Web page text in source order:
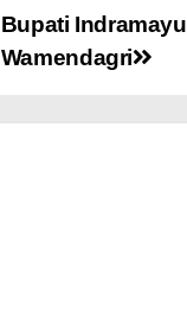
Bupati
Wamendagri